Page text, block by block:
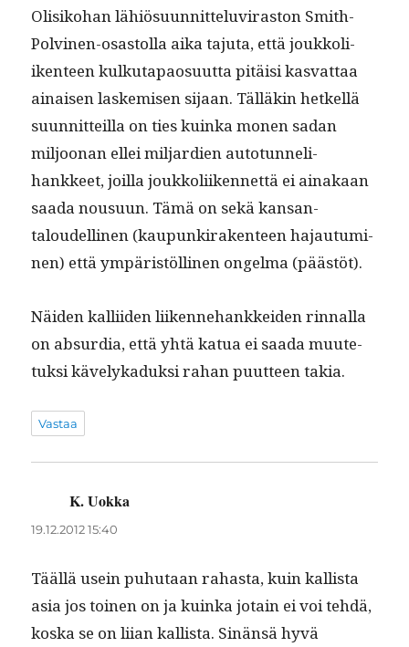
Olisiko­han lähiö­su­un­nit­telu­vi­ras­ton Smith-
Polvi­nen-osas­tol­la aika taju­ta, että joukkoli­
iken­teen kulku­ta­pao­su­ut­ta pitäisi kas­vat­taa
ainaisen laskemisen sijaan. Täl­läkin het­kel­lä
suun­nit­teil­la on ties kuin­ka mon­en sadan
miljoo­nan ellei mil­jar­di­en auto­tun­neli­
hankkeet, joil­la joukkoli­iken­net­tä ei ainakaan
saa­da nousu­un. Tämä on sekä kansan­
taloudelli­nen (kaupunki­rak­en­teen hajau­tu­mi­
nen) että ympäristölli­nen ongel­ma (päästöt).
Näi­den kalli­iden liiken­nehankkei­den rin­nal­la
on absur­dia, että yhtä kat­ua ei saa­da muute­
tuk­si käve­lykaduk­si rahan puut­teen takia.
Vastaa
K. Uokka
19.12.2012 15:40
Tääl­lä usein puhutaan rahas­ta, kuin kallista
asia jos toinen on ja kuin­ka jotain ei voi tehdä,
kos­ka se on liian kallista. Sinän­sä hyvä